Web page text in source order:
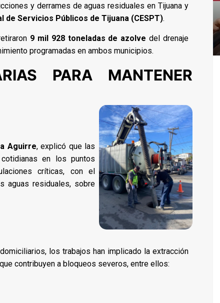
y derrames de aguas residuales en Tijuana y
de Servicios Públicos de Tijuana (CESPT).
9 mil 928 toneladas de azolve del drenaje
programadas en ambos municipios.
PARA MANTENER
Aguirre, explicó que las
en los puntos
críticas, con el
aguas residuales, sobre
los trabajos han implicado la extracción
contribuyen a bloqueos severos, entre ellos: